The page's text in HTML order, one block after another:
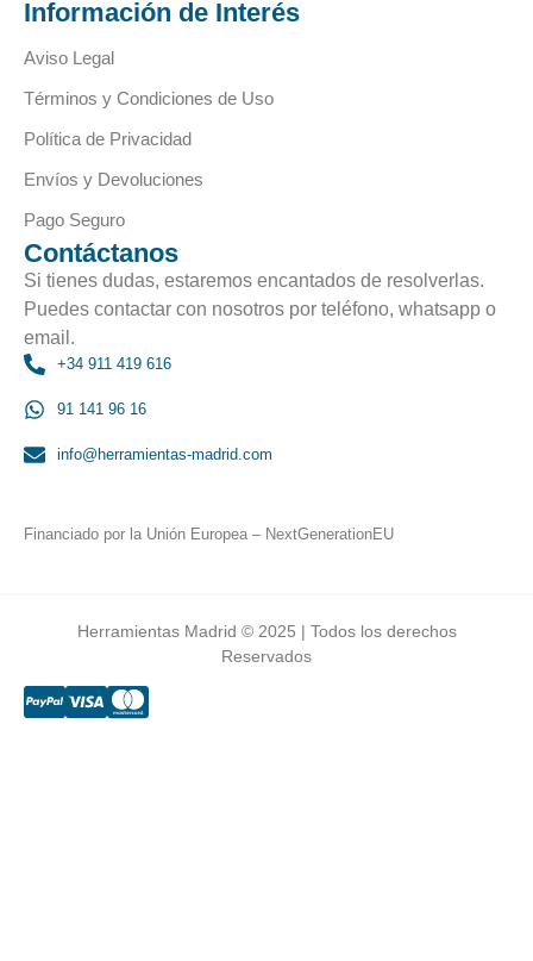
Información de Interés
Aviso Legal
Términos y Condiciones de Uso
Política de Privacidad
Envíos y Devoluciones
Pago Seguro
Contáctanos
Si tienes dudas, estaremos encantados de resolverlas.
Puedes contactar con nosotros por teléfono, whatsapp o
email.
+34 911 419 616
91 141 96 16
info@herramientas-madrid.com
Financiado por la Unión Europea – NextGenerationEU
Herramientas Madrid © 2025 | Todos los derechos
Reservados